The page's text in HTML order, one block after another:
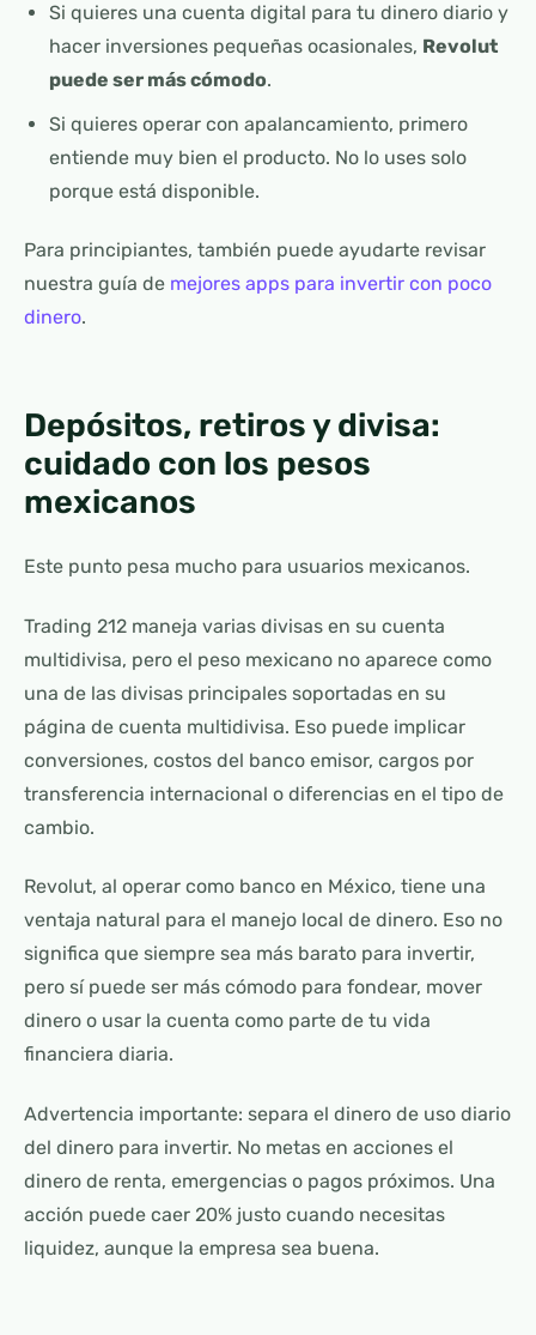
Si quieres una cuenta digital para tu dinero diario y
hacer inversiones pequeñas ocasionales, Revolut
puede ser más cómodo.
Si quieres operar con apalancamiento, primero
entiende muy bien el producto. No lo uses solo
porque está disponible.
Para principiantes, también puede ayudarte revisar
nuestra guía de mejores apps para invertir con poco
dinero.
Depósitos, retiros y divisa:
cuidado con los pesos
mexicanos
Este punto pesa mucho para usuarios mexicanos.
Trading 212 maneja varias divisas en su cuenta
multidivisa, pero el peso mexicano no aparece como
una de las divisas principales soportadas en su
página de cuenta multidivisa. Eso puede implicar
conversiones, costos del banco emisor, cargos por
transferencia internacional o diferencias en el tipo de
cambio.
Revolut, al operar como banco en México, tiene una
ventaja natural para el manejo local de dinero. Eso no
significa que siempre sea más barato para invertir,
pero sí puede ser más cómodo para fondear, mover
dinero o usar la cuenta como parte de tu vida
financiera diaria.
Advertencia importante: separa el dinero de uso diario
del dinero para invertir. No metas en acciones el
dinero de renta, emergencias o pagos próximos. Una
acción puede caer 20% justo cuando necesitas
liquidez, aunque la empresa sea buena.